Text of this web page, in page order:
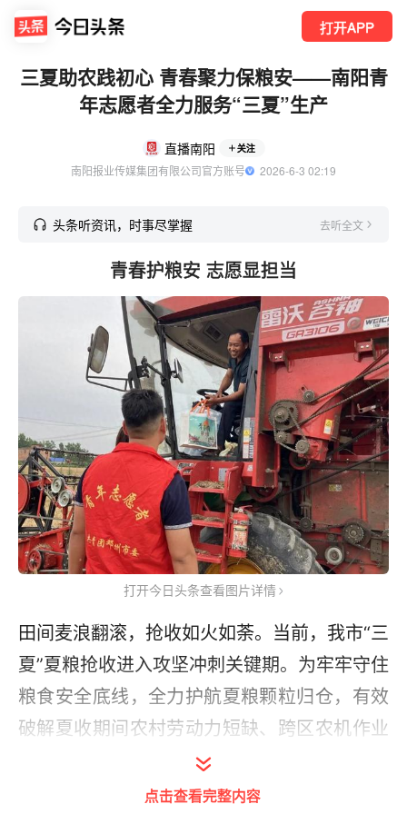
打开APP
三夏助农践初心 青春聚力保粮安——南阳青
年志愿者全力服务“三夏”生产
直播南阳 关注
南阳报业传媒集团有限公司官方账号
  2026-6-3 02:19
头条听资讯，时事尽掌握 去听全文
青春护粮安 志愿显担当
打开今日头条查看图片详情
田间麦浪翻滚，抢收如火如荼。当前，我市“三
夏”夏粮抢收进入攻坚冲刺关键期。为牢牢守住
粮食安全底线，全力护航夏粮颗粒归仓，有效
破解夏收期间农村劳动力短缺、跨区农机作业
配套保障压力大等现实难题，6月1日，团市委
组织青年志愿者奔赴邓州市白牛镇故事桥村、
点击查看完整内容